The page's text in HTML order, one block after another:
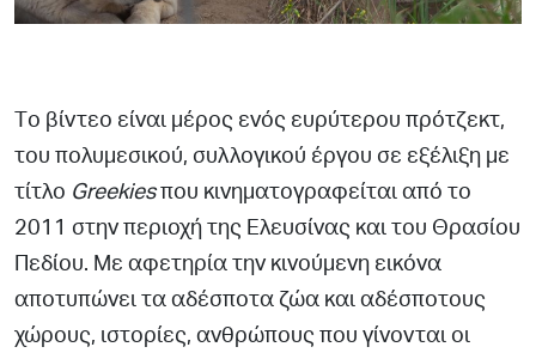
Tο βίντεο είναι µέρος ενός ευρύτερου πρότζεκτ,
του πολυµεσικού, συλλογικού έργου σε εξέλιξη µε
τίτλο Greekiesπου κινηµατογραφείται από το
2011 στην περιοχή της Ελευσίνας και του Θρασίου
Πεδίου. Με αφετηρία την κινούµενη εικόνα
αποτυπώνει τα αδέσποτα ζώα και αδέσποτους
χώρους, ιστορίες, ανθρώπους που γίνονται οι